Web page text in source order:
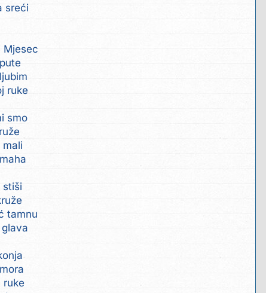
sreći
Mjesec
ruke
smo
mali
stiši
tamnu
ruke